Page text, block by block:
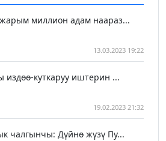
миллион адам наараз...
13.03.2023 19:22
издөө-куткаруу иштерин ...
19.02.2023 21:32
чалгынчы: Дүйнө жүзү Пу...